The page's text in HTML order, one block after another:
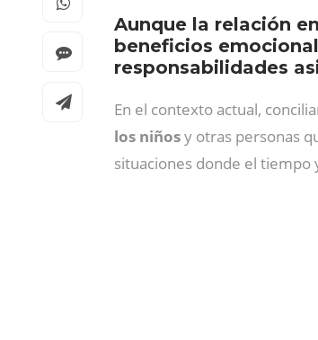
Aunque la relación
beneficios
responsabilidades
En el contexto actual,
los niñosy otras personas
situaciones donde el tiempo